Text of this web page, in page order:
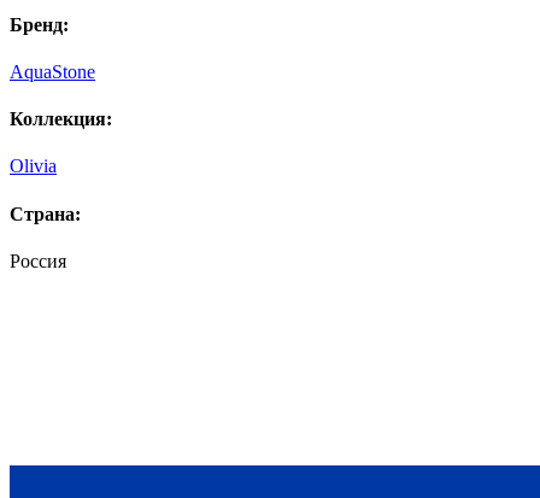
Бренд:
AquaStone
Коллекция:
Olivia
Страна:
Россия